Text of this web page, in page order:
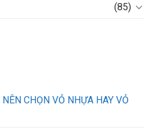
(85)
NÊN CHỌN VỎ NHỰA HAY VỎ